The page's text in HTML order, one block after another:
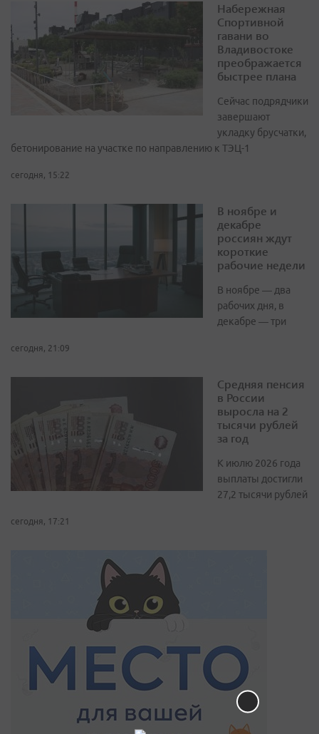
Набережная
Спортивной
гавани во
Владивостоке
преображается
быстрее плана
Сейчас подрядчики
завершают
укладку брусчатки,
бетонирование на участке по направлению к ТЭЦ-1
сегодня, 15:22
В ноябре и
декабре
россиян ждут
короткие
рабочие недели
В ноябре — два
рабочих дня, в
декабре — три
сегодня, 21:09
Средняя пенсия
в России
выросла на 2
тысячи рублей
за год
К июлю 2026 года
выплаты достигли
27,2 тысячи рублей
сегодня, 17:21